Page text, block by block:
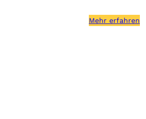
Mehr erfahren